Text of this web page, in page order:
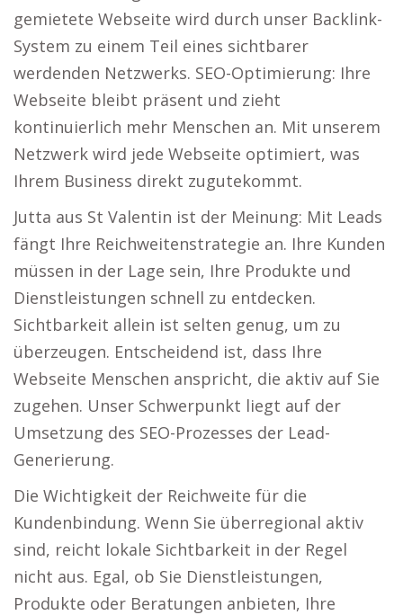
gemietete Webseite wird durch unser Backlink-
System zu einem Teil eines sichtbarer
werdenden Netzwerks. SEO-Optimierung: Ihre
Webseite bleibt präsent und zieht
kontinuierlich mehr Menschen an. Mit unserem
Netzwerk wird jede Webseite optimiert, was
Ihrem Business direkt zugutekommt.
Jutta aus St Valentin ist der Meinung: Mit Leads
fängt Ihre Reichweitenstrategie an. Ihre Kunden
müssen in der Lage sein, Ihre Produkte und
Dienstleistungen schnell zu entdecken.
Sichtbarkeit allein ist selten genug, um zu
überzeugen. Entscheidend ist, dass Ihre
Webseite Menschen anspricht, die aktiv auf Sie
zugehen. Unser Schwerpunkt liegt auf der
Umsetzung des SEO-Prozesses der Lead-
Generierung.
Die Wichtigkeit der Reichweite für die
Kundenbindung. Wenn Sie überregional aktiv
sind, reicht lokale Sichtbarkeit in der Regel
nicht aus. Egal, ob Sie Dienstleistungen,
Produkte oder Beratungen anbieten, Ihre